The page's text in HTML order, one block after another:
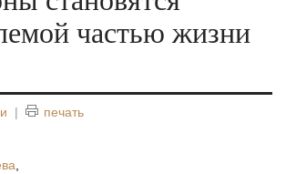
частью жизни
| печать